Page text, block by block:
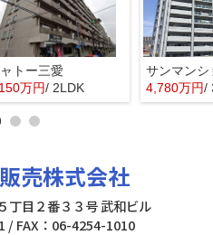
トー三愛
万円/ 2LDK 4,780万円/
売株式会社
丁目２番３３号 武和ビル
/ FAX：06-4254-1010